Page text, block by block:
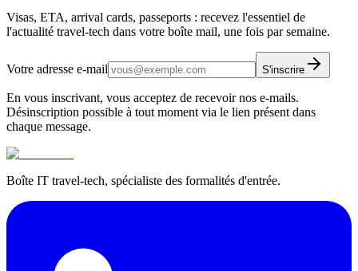
Visas, ETA, arrival cards, passeports : recevez l'essentiel de
l'actualité travel-tech dans votre boîte mail, une fois par semaine.
Votre adresse e-mail S'inscrire
En vous inscrivant, vous acceptez de recevoir nos e-mails.
Désinscription possible à tout moment via le lien présent dans
chaque message.
Boîte IT travel-tech, spécialiste des formalités d'entrée.